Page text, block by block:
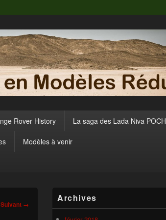
Rover History La saga des Lada Niva POCH
Modèles à venir
Suivant →
principale
de
widget
Archives